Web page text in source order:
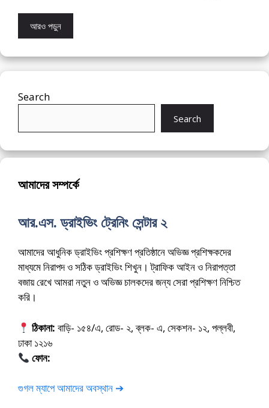
আরও পড়ুন
Search
Search
আমাদের সম্পর্কে
আর.এস. ড্রাইভিং ট্রেনিং সেন্টার ২
আমাদের আধুনিক ড্রাইভিং প্রশিক্ষণ প্রতিষ্ঠানে অভিজ্ঞ প্রশিক্ষকদের
মাধ্যমে নিরাপদ ও সঠিক ড্রাইভিং শিখুন। ট্রাফিক আইন ও নিরাপত্তা
বজায় রেখে আমরা নতুন ও অভিজ্ঞ চালকদের জন্য সেরা প্রশিক্ষণ নিশ্চিত
করি।
ঠিকানা: বাড়ি- ১৫৪/এ, রোড- ২, ব্লক- এ, সেকশন- ১২, পল্লবী,
ঢাকা ১২১৬
ফোন:
গুগল ম্যাপে আমাদের অবস্থান ➔